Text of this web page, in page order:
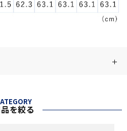
を絞る